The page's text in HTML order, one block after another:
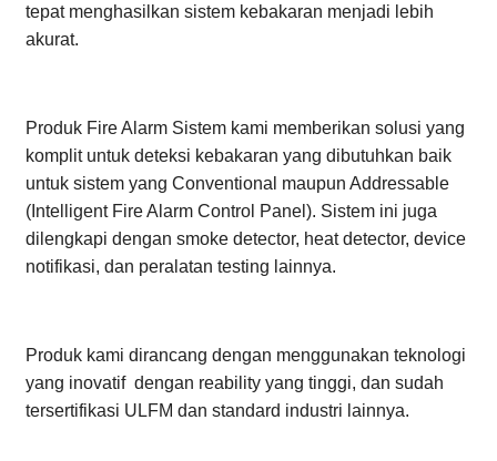
tepat menghasilkan sistem kebakaran menjadi lebih
akurat.
Produk Fire Alarm Sistem kami memberikan solusi yang
komplit untuk deteksi kebakaran yang dibutuhkan baik
untuk sistem yang Conventional maupun Addressable
(Intelligent Fire Alarm Control Panel). Sistem ini juga
dilengkapi dengan smoke detector, heat detector, device
notifikasi, dan peralatan testing lainnya.
Produk kami dirancang dengan menggunakan teknologi
yang inovatif dengan reability yang tinggi, dan sudah
tersertifikasi ULFM dan standard industri lainnya.